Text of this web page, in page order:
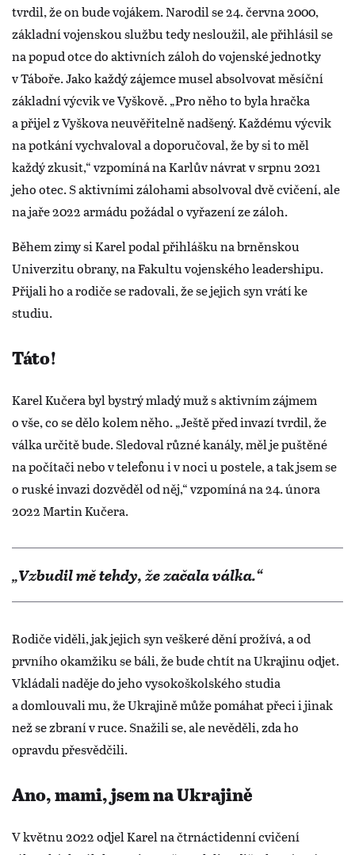
tvrdil, že on bude vojákem. Narodil se 24. června 2000,
základní vojenskou službu tedy nesloužil, ale přihlásil se
na popud otce do aktivních záloh do vojenské jednotky
v Táboře. Jako každý zájemce musel absolvovat měsíční
základní výcvik ve Vyškově. „Pro něho to byla hračka
a přijel z Vyškova neuvěřitelně nadšený. Každému výcvik
na potkání vychvaloval a doporučoval, že by si to měl
každý zkusit,“ vzpomíná na Karlův návrat v srpnu 2021
jeho otec. S aktivními zálohami absolvoval dvě cvičení, ale
na jaře 2022 armádu požádal o vyřazení ze záloh.
Během zimy si Karel podal přihlášku na brněnskou
Univerzitu obrany, na Fakultu vojenského leadershipu.
Přijali ho a rodiče se radovali, že se jejich syn vrátí ke
studiu.
Táto!
Karel Kučera byl bystrý mladý muž s aktivním zájmem
o vše, co se dělo kolem něho. „Ještě před invazí tvrdil, že
válka určitě bude. Sledoval různé kanály, měl je puštěné
na počítači nebo v telefonu i v noci u postele, a tak jsem se
o ruské invazi dozvěděl od něj,“ vzpomíná na 24. února
2022 Martin Kučera.
„Vzbudil mě tehdy, že začala válka.“
Rodiče viděli, jak jejich syn veškeré dění prožívá, a od
prvního okamžiku se báli, že bude chtít na Ukrajinu odjet.
Vkládali naděje do jeho vysokoškolského studia
a domlouvali mu, že Ukrajině může pomáhat přeci i jinak
než se zbraní v ruce. Snažili se, ale nevěděli, zda ho
opravdu přesvědčili.
Ano, mami, jsem na Ukrajině
V květnu 2022 odjel Karel na čtrnáctidenní cvičení